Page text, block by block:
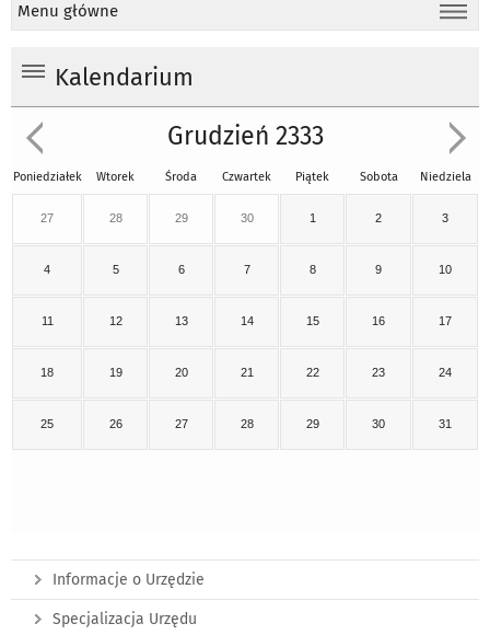
Menu główne
Kalendarium
Grudzień 2333
Poniedziałek Wtorek Środa Czwartek Piątek Sobota Niedziela
27 28 29 30 1 2 3
4 5 6 7 8 9 10
11 12 13 14 15 16 17
18 19 20 21 22 23 24
25 26 27 28 29 30 31
Informacje o Urzędzie
Specjalizacja Urzędu